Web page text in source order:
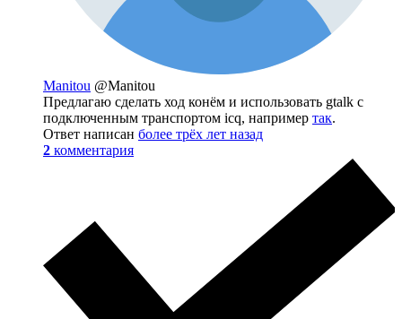
Manitou @Manitou
Предлагаю сделать ход конём и использовать gtalk с
подключенным транспортом icq, например так.
Ответ написан более трёх лет назад
2 комментария